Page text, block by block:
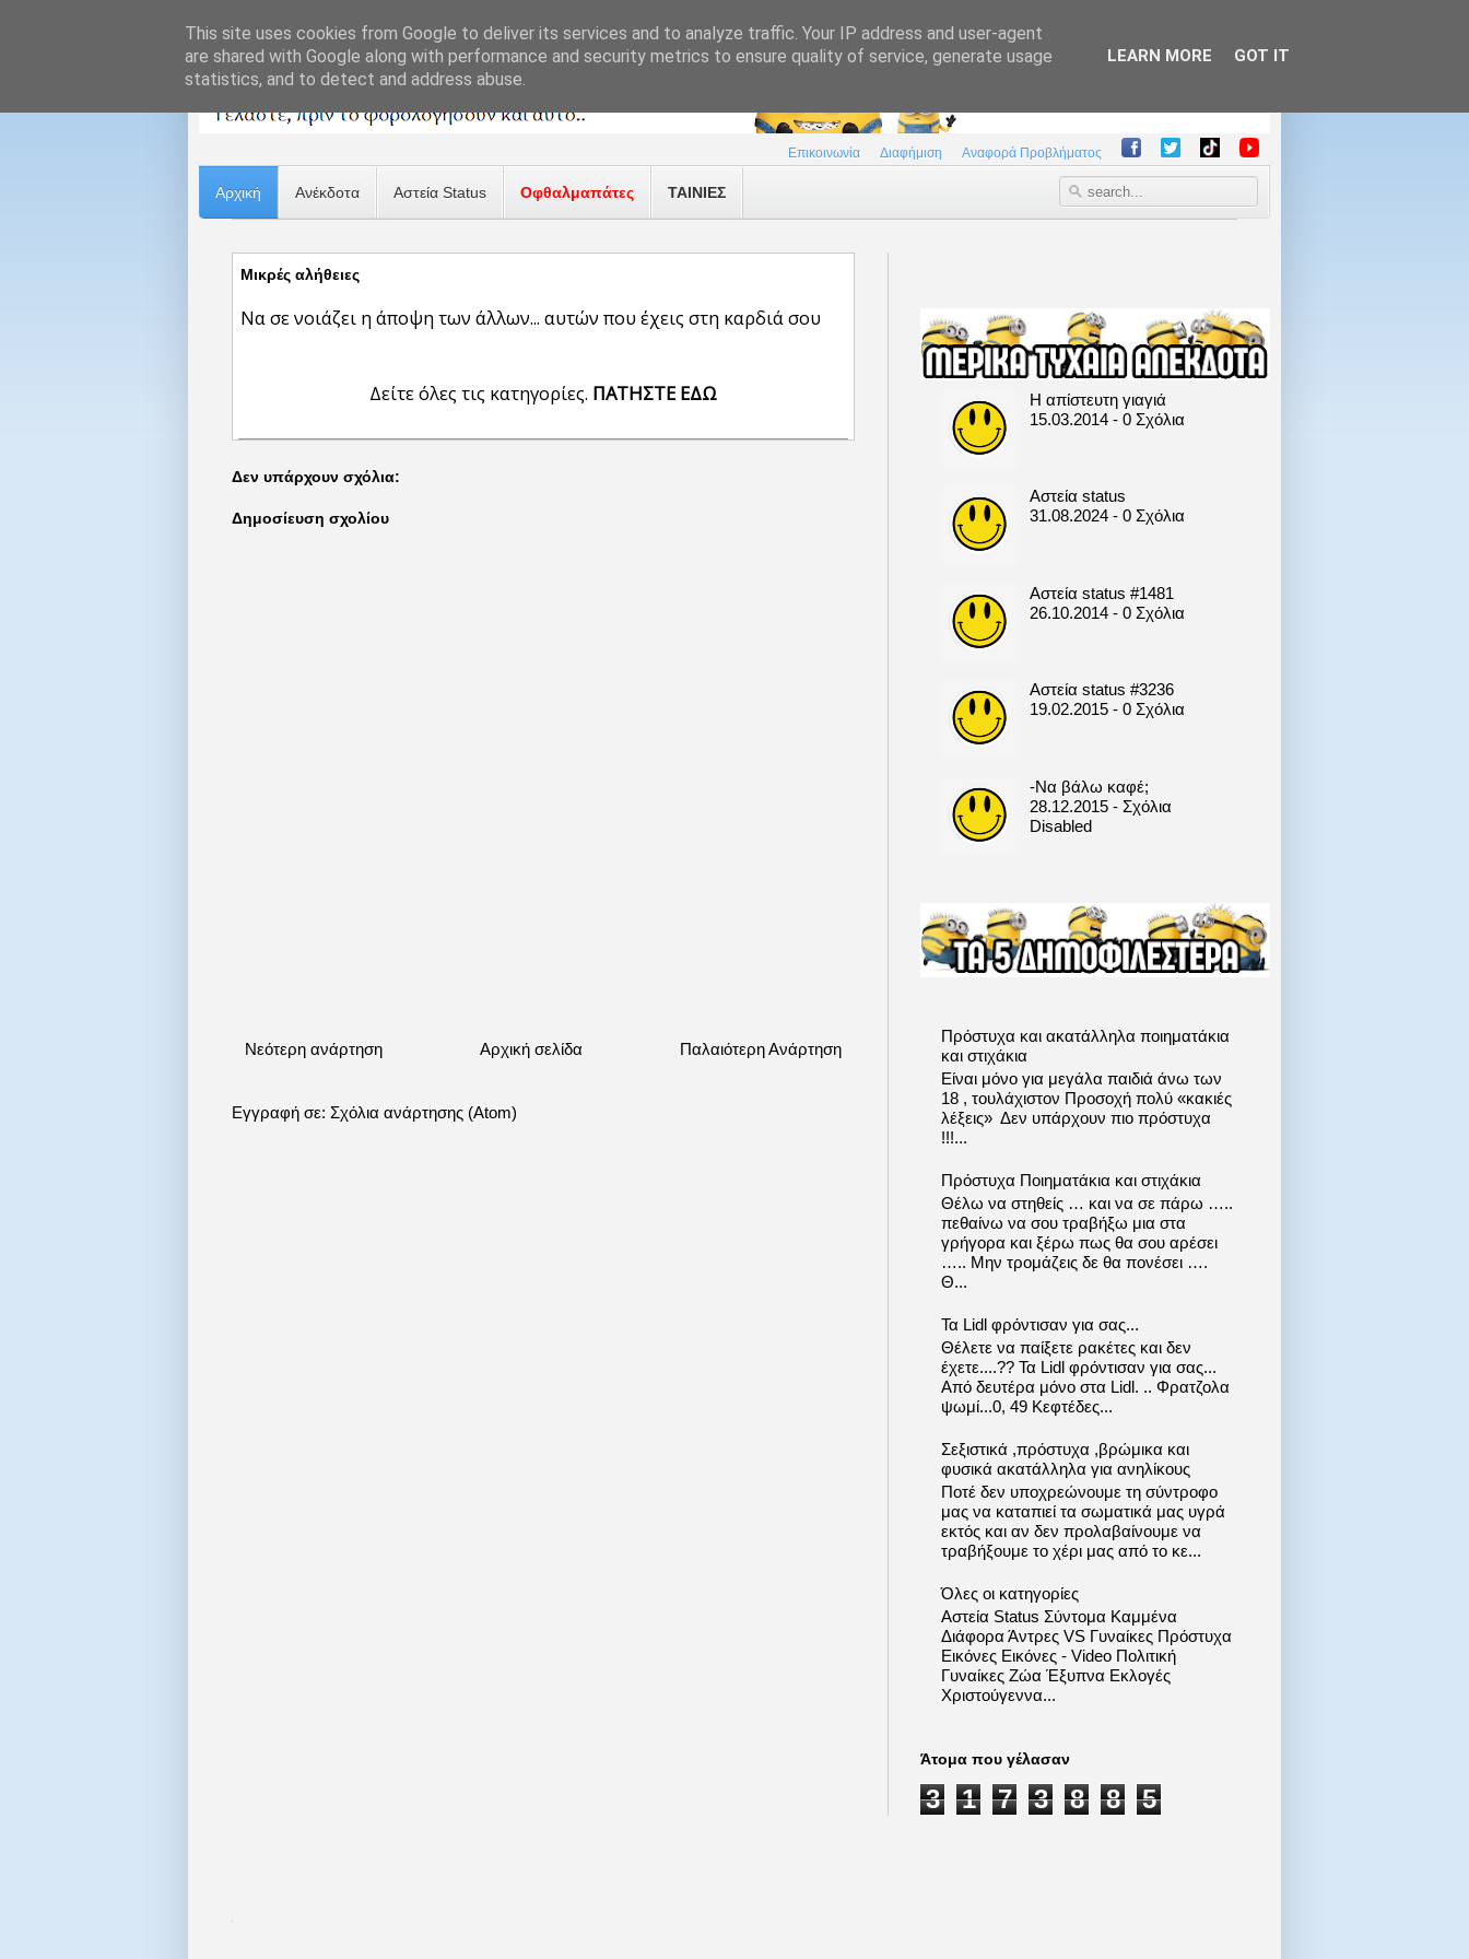
Επικοινωνία Διαφήμιση Αναφορά Προβλήματος
Αρχική Ανέκδοτα Αστεία Status Οφθαλμαπάτες ΤΑΙΝΙΕΣ
Μικρές αλήθειες
Να σε νοιάζει η άποψη των άλλων... αυτών που έχεις στη καρδιά σου
Δείτε όλες τις κατηγορίες. ΠΑΤΗΣΤΕ ΕΔΩ
Δεν υπάρχουν σχόλια:
Δημοσίευση σχολίου
Νεότερη ανάρτηση Παλαιότερη Ανάρτηση
Αρχική σελίδα
Εγγραφή σε: Σχόλια ανάρτησης (Atom)
Η απίστευτη γιαγιά
15.03.2014 - 0 Σχόλια
Αστεία status
31.08.2024 - 0 Σχόλια
Αστεία status #1481
26.10.2014 - 0 Σχόλια
Αστεία status #3236
19.02.2015 - 0 Σχόλια
-Να βάλω καφέ;
28.12.2015 - Σχόλια
Disabled
Πρόστυχα και ακατάλληλα ποιηματάκια
και στιχάκια
Είναι μόνο για μεγάλα παιδιά άνω των
18 , τουλάχιστον Προσοχή πολύ «κακιές
λέξεις» Δεν υπάρχουν πιο πρόστυχα
!!!...
Πρόστυχα Ποιηματάκια και στιχάκια
Θέλω να στηθείς … και να σε πάρω …..
πεθαίνω να σου τραβήξω μια στα
γρήγορα και ξέρω πως θα σου αρέσει
….. Μην τρομάζεις δε θα πονέσει ….
Θ...
Τα Lidl φρόντισαν για σας...
Θέλετε να παίξετε ρακέτες και δεν
έχετε....?? Τα Lidl φρόντισαν για σας...
Από δευτέρα μόνο στα Lidl. .. Φρατζολα
ψωμί...0, 49 Κεφτέδες...
Σεξιστικά ,πρόστυχα ,βρώμικα και
φυσικά ακατάλληλα για ανηλίκους
Ποτέ δεν υποχρεώνουμε τη σύντροφο
μας να καταπιεί τα σωματικά μας υγρά
εκτός και αν δεν προλαβαίνουμε να
τραβήξουμε το χέρι μας από το κε...
Όλες οι κατηγορίες
Αστεία Status Σύντομα Καμμένα
Διάφορα Άντρες VS Γυναίκες Πρόστυχα
Εικόνες Εικόνες - Video Πολιτική
Γυναίκες Ζώα Έξυπνα Εκλογές
Χριστούγεννα...
Άτομα που γέλασαν
3 1 7 3 8 8 5
This site uses cookies from Google to deliver its services and to analyze traffic. Your IP address and user-agent
are shared with Google along with performance and security metrics to ensure quality of service, generate usage
statistics, and to detect and address abuse.
LEARN MORE GOT IT